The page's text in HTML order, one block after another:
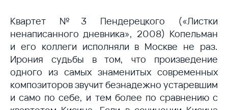
Квартет №3 Пендерецкого («Листки
ненаписанного дневника», 2008) Копельман
и его коллеги исполняли в Москве не раз.
Ирония судьбы в том, что произведение
одного из самых знаменитых современных
композиторов звучит безнадежно устаревшим
и само по себе, и тем более по сравнению с